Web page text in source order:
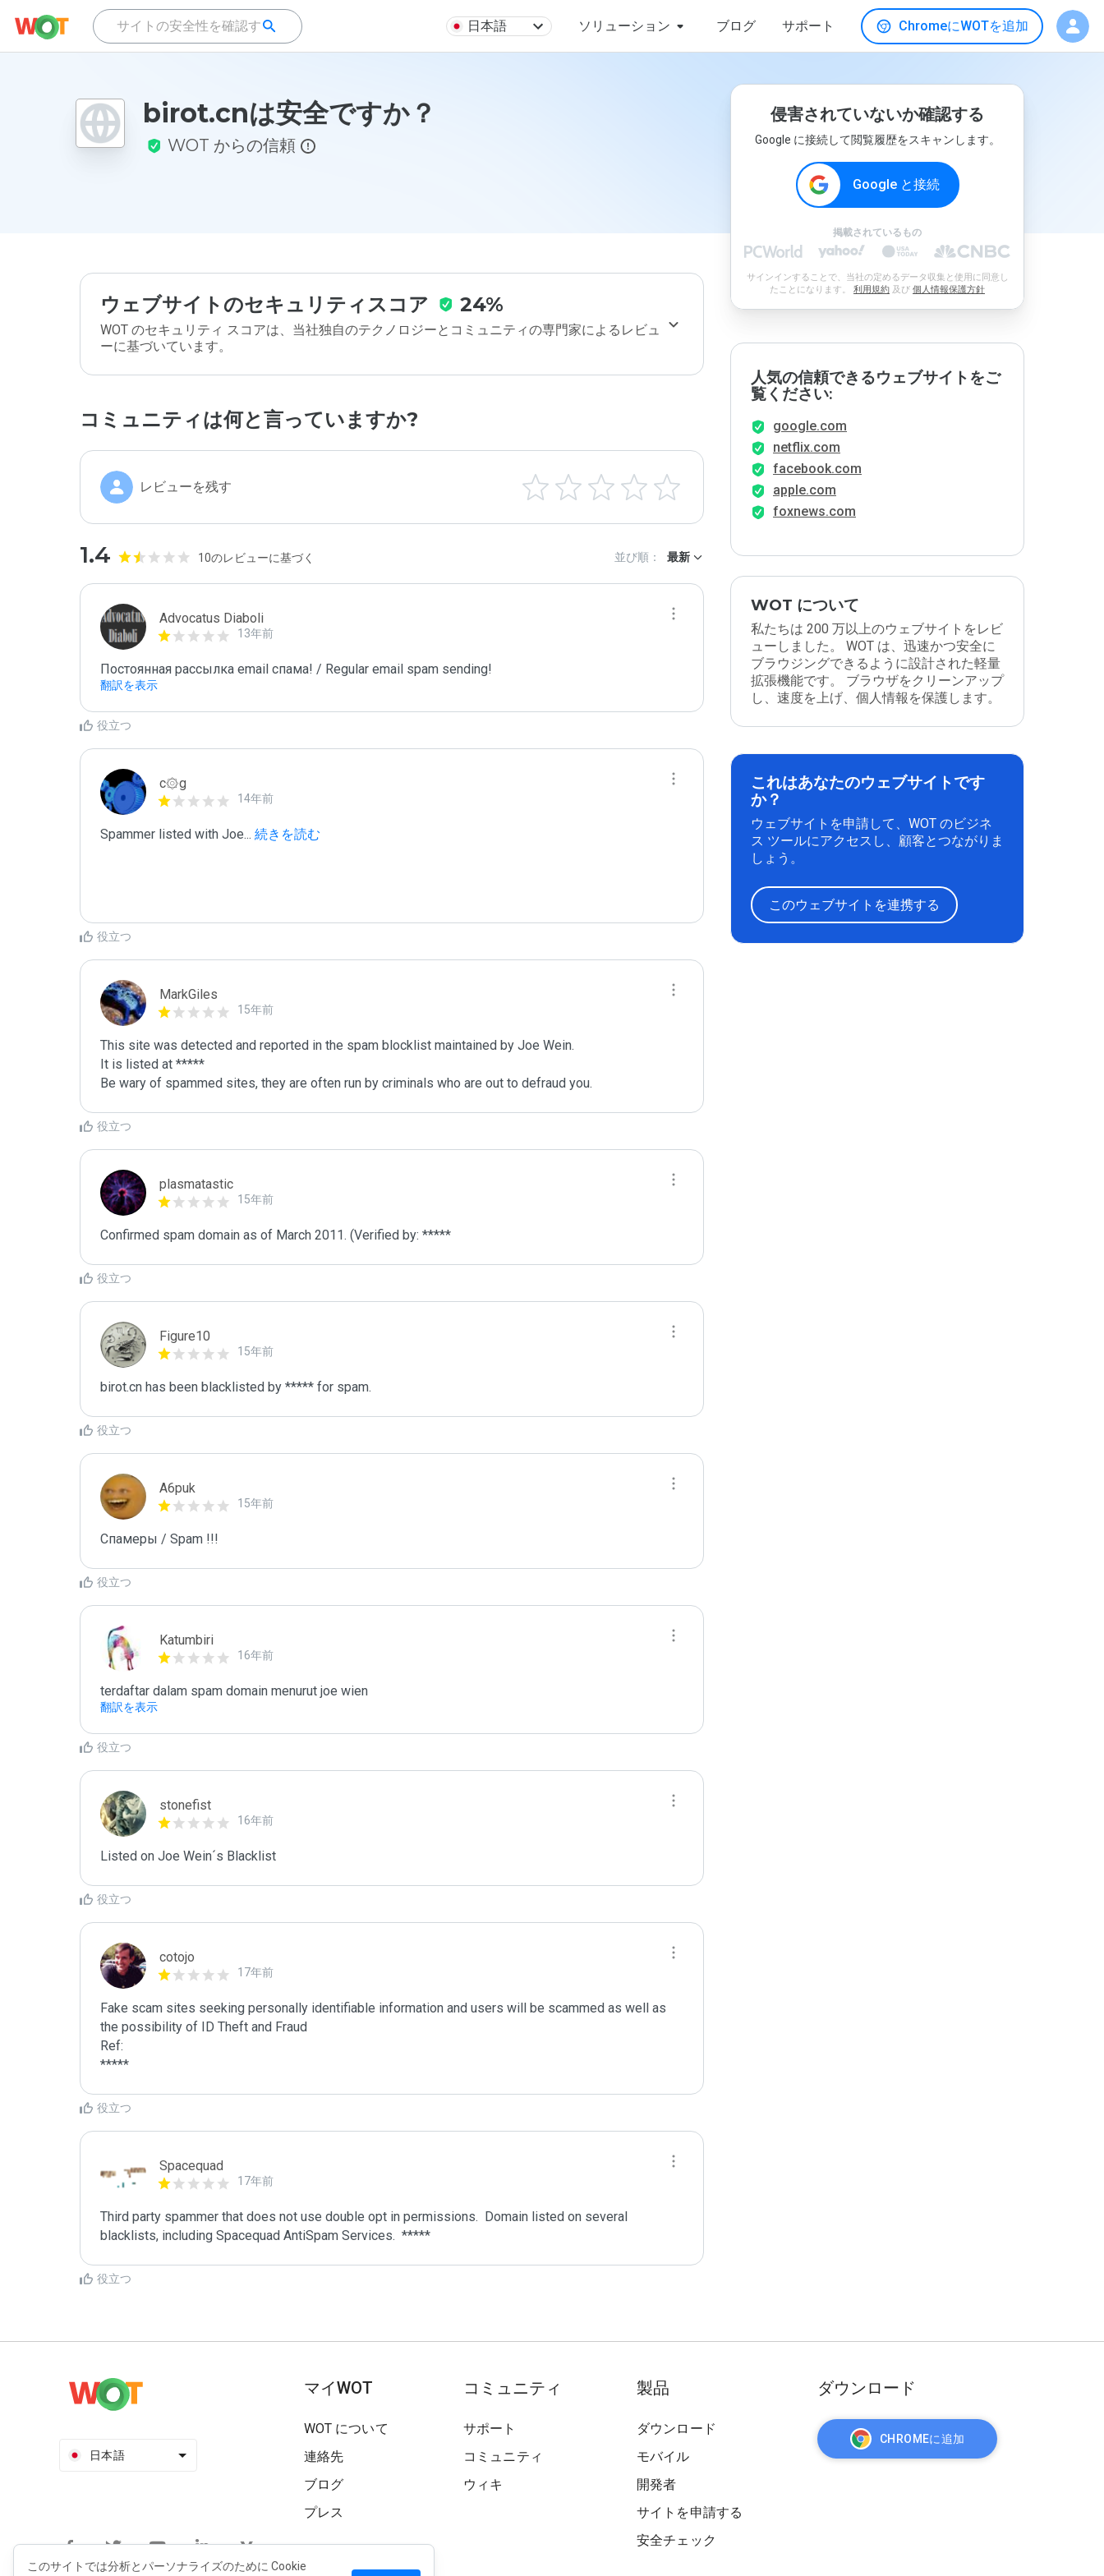
日本語 ソリューション ブログ サポート ChromeにWOTを追加
birot.cnは安全ですか？
WOT からの信頼
ウェブサイトのセキュリティスコア 24%
WOT のセキュリティ スコアは、当社独自のテクノロジーとコミュニティの専門家によるレビュ
ーに基づいています。
コミュニティは何と言っていますか?
レビューを残す
1.4 10のレビューに基づく 並び順： 最新
Advocatus Diaboli
13年前
Постоянная рассылка email спама! / Regular email spam sending!
翻訳を表示
役立つ
c۞g
14年前
Spammer listed with Joe... 続きを読む
役立つ
MarkGiles
15年前
This site was detected and reported in the spam blocklist maintained by Joe Wein.
It is listed at *****
Be wary of spammed sites, they are often run by criminals who are out to defraud you.
役立つ
plasmatastic
15年前
Confirmed spam domain as of March 2011. (Verified by: *****
役立つ
Figure10
15年前
birot.cn has been blacklisted by ***** for spam.
役立つ
A6puk
15年前
Спамеры / Spam !!!
役立つ
Katumbiri
16年前
terdaftar dalam spam domain menurut joe wien
翻訳を表示
役立つ
stonefist
16年前
Listed on Joe Wein´s Blacklist
役立つ
cotojo
17年前
Fake scam sites seeking personally identifiable information and users will be scammed as well as
the possibility of ID Theft and Fraud
Ref:
*****
役立つ
Spacequad
17年前
Third party spammer that does not use double opt in permissions.  Domain listed on several
役立つ
侵害されていないか確認する
Google に接続して閲覧履歴をスキャンします。
Google と接続
掲載されているもの
サインインすることで、当社の定めるデータ収集と使用に同意し
たことになります。 利用規約 及び 個人情報保護方針
人気の信頼できるウェブサイトをご
覧ください:
google.com
netflix.com
facebook.com
apple.com
foxnews.com
WOT について
私たちは 200 万以上のウェブサイトをレビ
ューしました。 WOT は、迅速かつ安全に
ブラウジングできるように設計された軽量
拡張機能です。 ブラウザをクリーンアップ
し、速度を上げ、個人情報を保護します。
これはあなたのウェブサイトです
か？
ウェブサイトを申請して、WOT のビジネ
ス ツールにアクセスし、顧客とつながりま
しょう。
このウェブサイトを連携する
日本語
マイWOT
WOT について
連絡先
ブログ
プレス
コミュニティ
サポート
コミュニティ
ウィキ
製品
ダウンロード
モバイル
開発者
サイトを申請する
安全チェック
ダウンロード
CHROMEに追加
このサイトでは分析とパーソナライズのために Cookie